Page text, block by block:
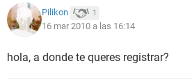
Pilikon 1
16 mar 2010 a las 16:14
hola, a donde te queres registrar?